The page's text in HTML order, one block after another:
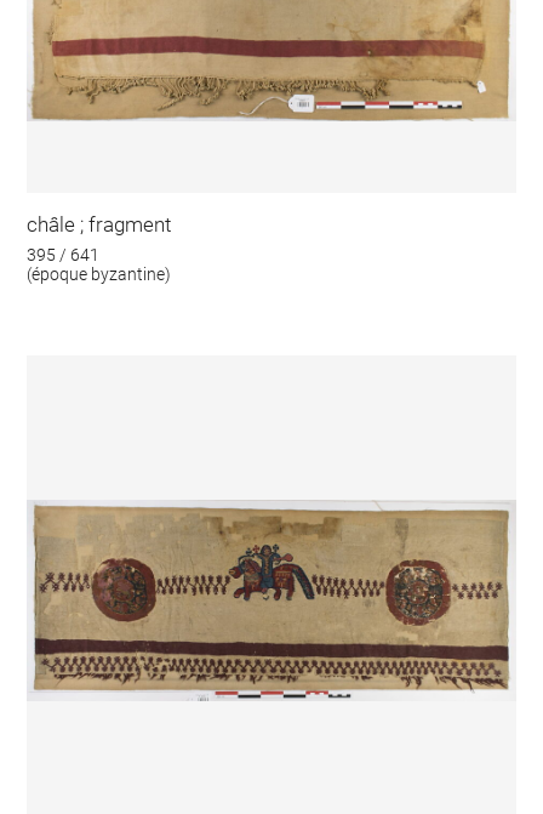
châle ; fragment
395 / 641
(époque byzantine)